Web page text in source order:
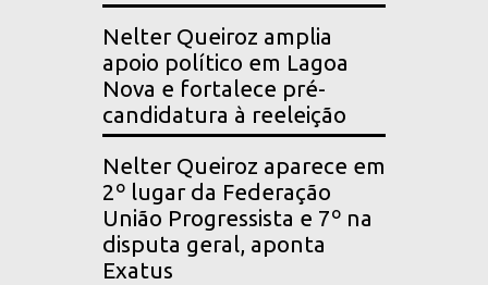
Nelter Queiroz amplia
apoio político em Lagoa
Nova e fortalece pré-
candidatura à reeleição
Nelter Queiroz aparece em
2º lugar da Federação
União Progressista e 7º na
disputa geral, aponta
Exatus